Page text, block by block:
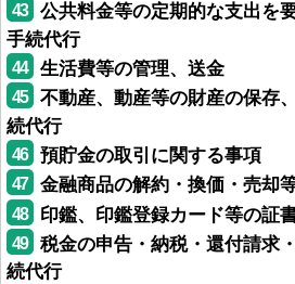
43
公共料金等の定期的な支出を
手続代行
44 生活費等の管理、送金
45
不動産、動産等の財産の保存
続代行
46 預貯金の取引に関する事項
47 金融商品の解約・換価・売却
48 印鑑、印鑑登録カード等の証
49
税金の申告・納税・還付請求
続代行